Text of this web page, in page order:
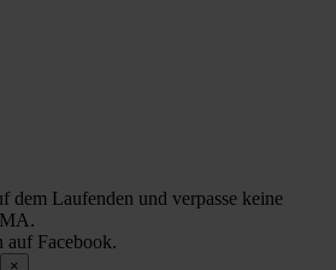
dem Laufenden und verpasse keine
Facebook.
×